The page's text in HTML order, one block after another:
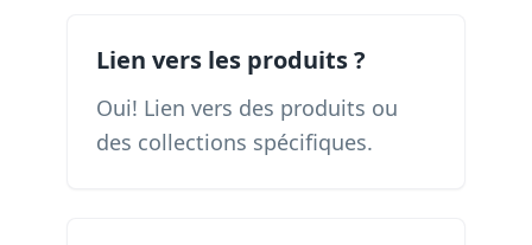
Lien vers les produits ?
Oui! Lien vers des produits ou
des collections spécifiques.